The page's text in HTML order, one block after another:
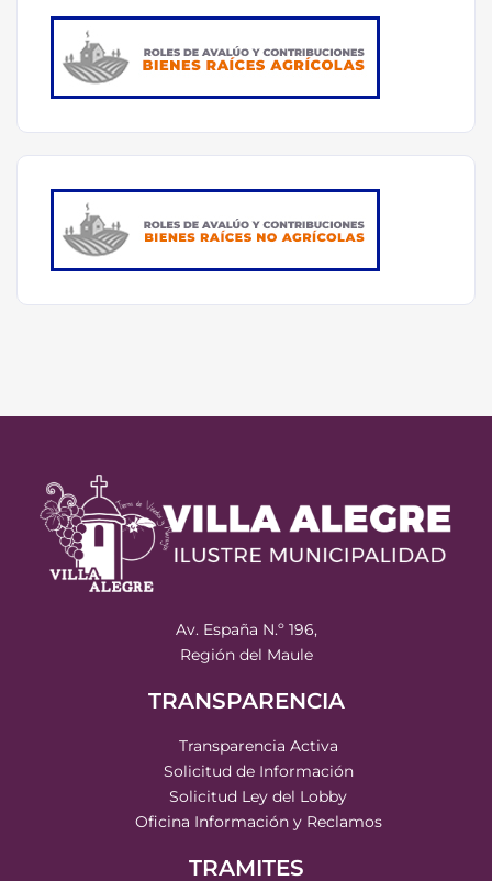
Av. España N.º 196,
Región del Maule
TRANSPARENCIA
Transparencia Activa
Solicitud de Información
Solicitud Ley del Lobby
Oficina Información y Reclamos
TRAMITES